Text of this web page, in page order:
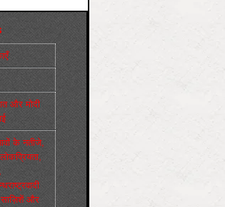
और मोदी
के नतीजे,
और